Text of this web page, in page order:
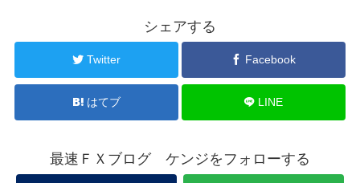
シェアする
Twitter Facebook
はてブ LINE
最速ＦＸブログ ケンジをフォローする